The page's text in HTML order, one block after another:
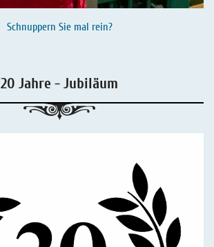
Schnuppern Sie mal rein?
20 Jahre - Jubiläum